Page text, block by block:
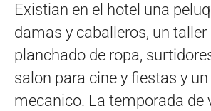
Existian en el hotel una
damas y caballeros, un taller
planchado de ropa,
salon para cine y fiestas y
mecanico. La temporada de